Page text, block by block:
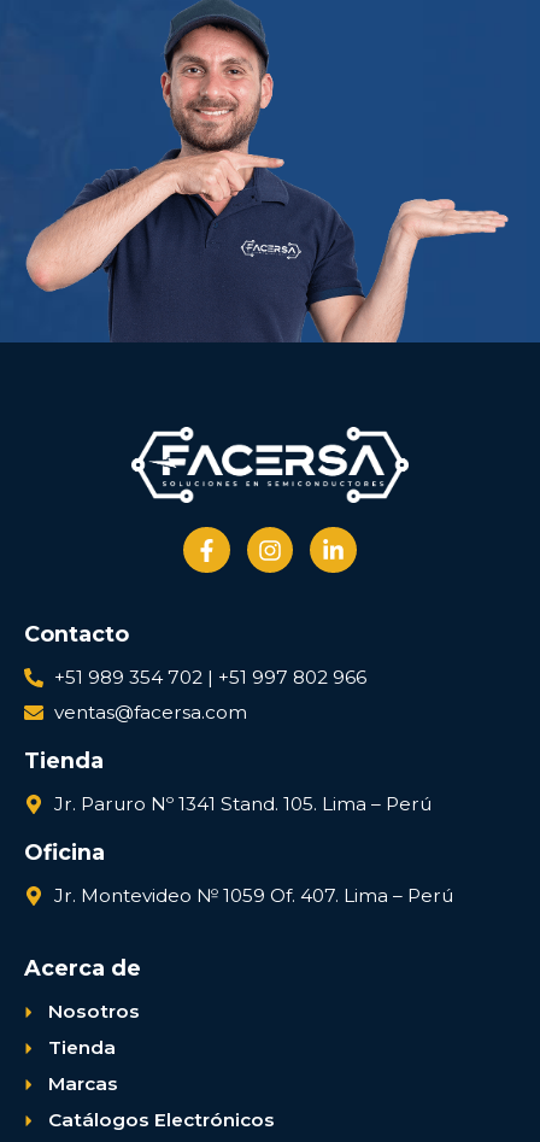
Contacto
+51 989 354 702 | +51 997 802 966
ventas@facersa.com
Tienda
Jr. Paruro Nº 1341 Stand. 105. Lima – Perú
Oficina
Jr. Montevideo № 1059 Of. 407. Lima – Perú
Acerca de
Nosotros
Tienda
Marcas
Catálogos Electrónicos